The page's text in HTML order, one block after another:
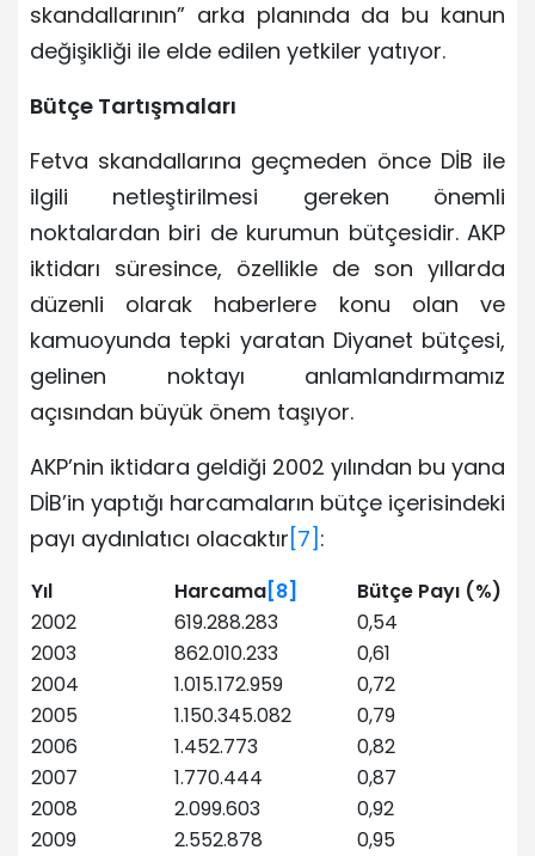
skandallarının” arka planında da bu kanun
değişikliği ile elde edilen yetkiler yatıyor.
Bütçe Tartışmaları
Fetva skandallarına geçmeden önce DİB ile
ilgili netleştirilmesi gereken önemli
noktalardan biri de kurumun bütçesidir. AKP
iktidarı süresince, özellikle de son yıllarda
düzenli olarak haberlere konu olan ve
kamuoyunda tepki yaratan Diyanet bütçesi,
gelinen noktayı anlamlandırmamız
açısından büyük önem taşıyor.
AKP’nin iktidara geldiği 2002 yılından bu yana
DİB’in yaptığı harcamaların bütçe içerisindeki
payı aydınlatıcı olacaktır [7] :
Yıl Harcama[8]
Bütçe Payı (%)
2002
619.288.283
0,54
2003
862.010.233
0,61
2004
1.015.172.959
0,72
2005
1.150.345.082
0,79
2006
1.452.773
0,82
2007
1.770.444
0,87
2008
2.099.603
0,92
2009
2.552.878
0,95